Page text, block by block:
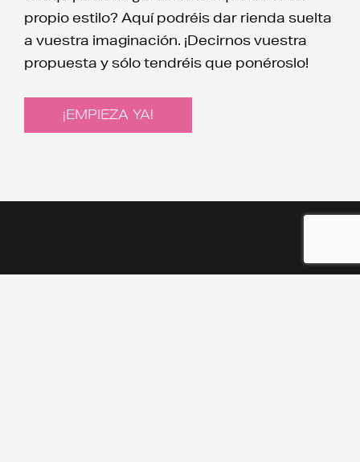
propio estilo? Aquí podréis dar rienda suelta
a vuestra imaginación. ¡Decirnos vuestra
propuesta y sólo tendréis que ponéroslo!
¡EMPIEZA YA!